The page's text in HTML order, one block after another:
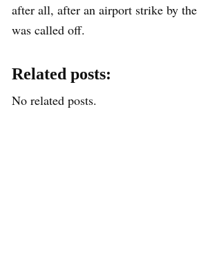
after all, after an airport strike by
was called off.
Related posts:
No related posts.